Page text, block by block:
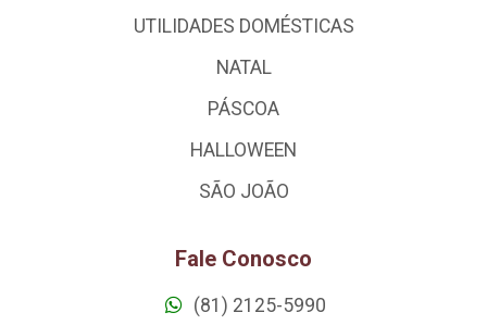
UTILIDADES DOMÉSTICAS
NATAL
PÁSCOA
HALLOWEEN
SÃO JOÃO
Fale Conosco
(81) 2125-5990